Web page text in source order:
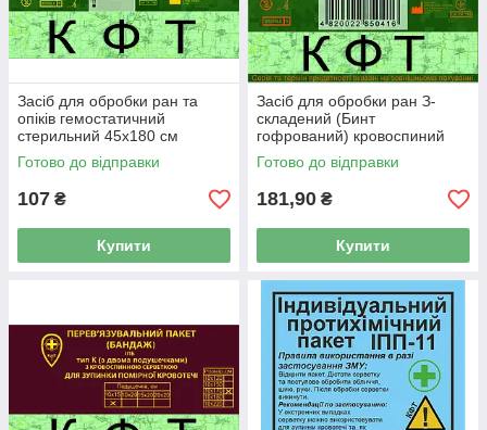
Засіб для обробки ран та
опіків гемостатичний
стерильний 45х180 см
Готово до відправки
107 ₴
Купити
Засіб для обробки ран З-
складений (Бинт
гофрований) кровоспиний
стерильный, 7.5 x 360 см
Готово до відправки
181,90 ₴
Купити